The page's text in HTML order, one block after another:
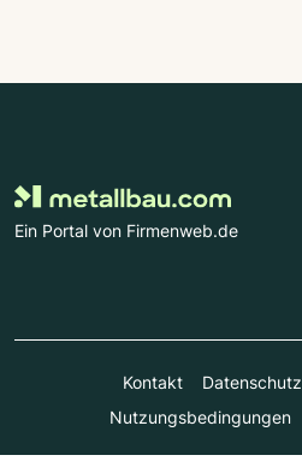
Ein Portal von Firmenweb.de
Kontakt Datenschutz
Nutzungsbedingungen